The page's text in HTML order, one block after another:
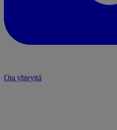
Ota yhteyttä